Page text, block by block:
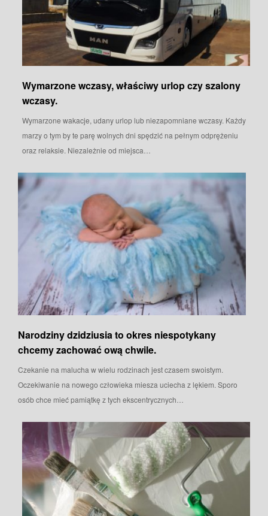
Wymarzone wczasy, właściwy urlop czy szalony
wczasy.
Wymarzone wakacje, udany urlop lub niezapomniane wczasy. Każdy
marzy o tym by te parę wolnych dni spędzić na pełnym odprężeniu
oraz relaksie. Niezależnie od miejsca…
Narodziny dzidziusia to okres niespotykany
chcemy zachować ową chwile.
Czekanie na malucha w wielu rodzinach jest czasem swoistym.
Oczekiwanie na nowego człowieka miesza uciecha z lękiem. Sporo
osób chce mieć pamiątkę z tych ekscentrycznych…